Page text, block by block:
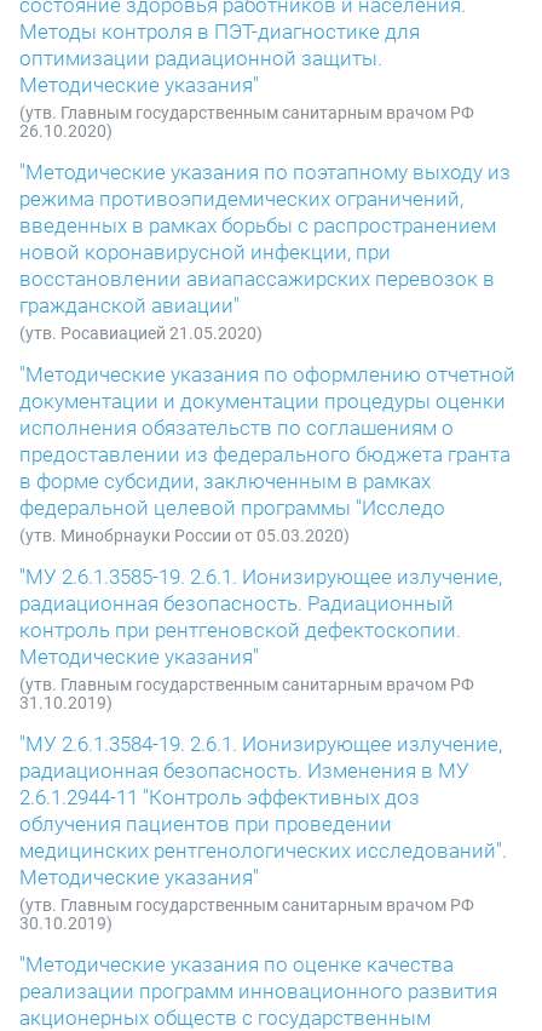
состояние здоровья работников и населения.
Методы контроля в ПЭТ-диагностике для
оптимизации радиационной защиты.
Методические указания"
(утв. Главным государственным санитарным врачом РФ
26.10.2020)
"Методические указания по поэтапному выходу из
режима противоэпидемических ограничений,
введенных в рамках борьбы с распространением
новой коронавирусной инфекции, при
восстановлении авиапассажирских перевозок в
гражданской авиации"
(утв. Росавиацией 21.05.2020)
"Методические указания по оформлению отчетной
документации и документации процедуры оценки
исполнения обязательств по соглашениям о
предоставлении из федерального бюджета гранта
в форме субсидии, заключенным в рамках
федеральной целевой программы "Исследо
(утв. Минобрнауки России от 05.03.2020)
"МУ 2.6.1.3585-19. 2.6.1. Ионизирующее излучение,
радиационная безопасность. Радиационный
контроль при рентгеновской дефектоскопии.
Методические указания"
(утв. Главным государственным санитарным врачом РФ
31.10.2019)
"МУ 2.6.1.3584-19. 2.6.1. Ионизирующее излучение,
радиационная безопасность. Изменения в МУ
2.6.1.2944-11 "Контроль эффективных доз
облучения пациентов при проведении
медицинских рентгенологических исследований".
Методические указания"
(утв. Главным государственным санитарным врачом РФ
30.10.2019)
"Методические указания по оценке качества
реализации программ инновационного развития
акционерных обществ с государственным